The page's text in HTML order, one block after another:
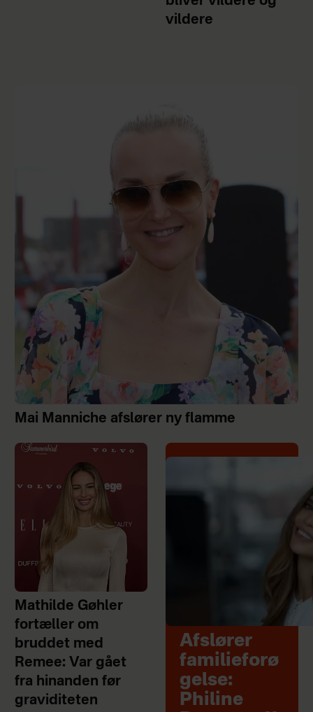
vildere
Mai Manniche afslører ny flamme
Mathilde Gøhler
fortæller om
bruddet med
Remee: Var gået
fra hinanden før
graviditeten
Afslører
familieforø
gelse:
Philine